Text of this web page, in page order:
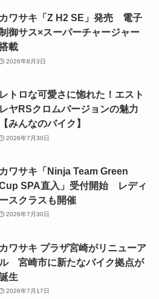
カワサキ「Z H2 SE」発売 電子
御サス×スーパーチャージャー
載
2026年8月3日
レトロな可愛さに惚れた！エスト
レヤRSクロムバージョンの魅力
【みんなのバイク】
2026年7月30日
カワサキ「Ninja Team Green
SPA直入」受付開始 レディ
ースクラスも開催
2026年7月30日
カワサキ プラザ宮崎がリニューア
ル 宮崎市に新たなバイク拠点が
生
2026年7月17日